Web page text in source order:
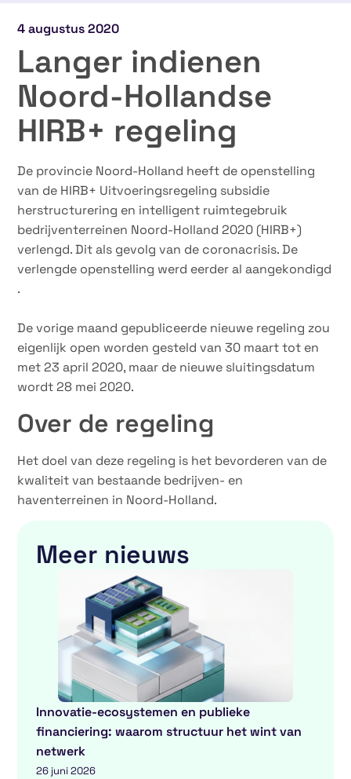
4 augustus 2020
Langer indienen
Noord-Hollandse
HIRB+ regeling
De provincie Noord-Holland heeft de openstelling
van de HIRB+ Uitvoeringsregeling subsidie
herstructurering en intelligent ruimtegebruik
bedrijventerreinen Noord-Holland 2020 (HIRB+)
verlengd. Dit als gevolg van de coronacrisis. De
verlengde openstelling werd eerder al aangekondigd​
.
De vorige maand gepubliceerde nieuwe regeling zou
eigenlijk open worden gesteld van 30 maart tot en
met 23 april 2020, maar de nieuwe sluitingsdatum
wordt 28 mei 2020.
Over de regeling
Het doel van deze regeling is het bevorderen van de
kwaliteit van bestaande bedrijven- en
haventerreinen in Noord-Holland.
Meer nieuws
Innovatie-ecosystemen en publieke
financiering: waarom structuur het wint van
netwerk
26 juni 2026